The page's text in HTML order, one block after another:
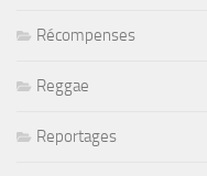
Récompenses
Reggae
Reportages